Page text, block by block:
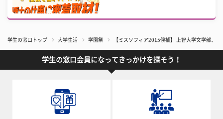
学生の窓口トップ 大学生活 学園祭 【ミスソフィア2015候補】 上智大学文学部、
学生の窓口会員になってきっかけを探そう！